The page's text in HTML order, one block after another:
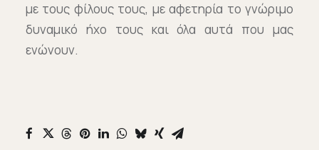
με τους φίλους τους, με αφετηρία το γνώριμο
δυναμικό ήχο τους και όλα αυτά που μας
ενώνουν.